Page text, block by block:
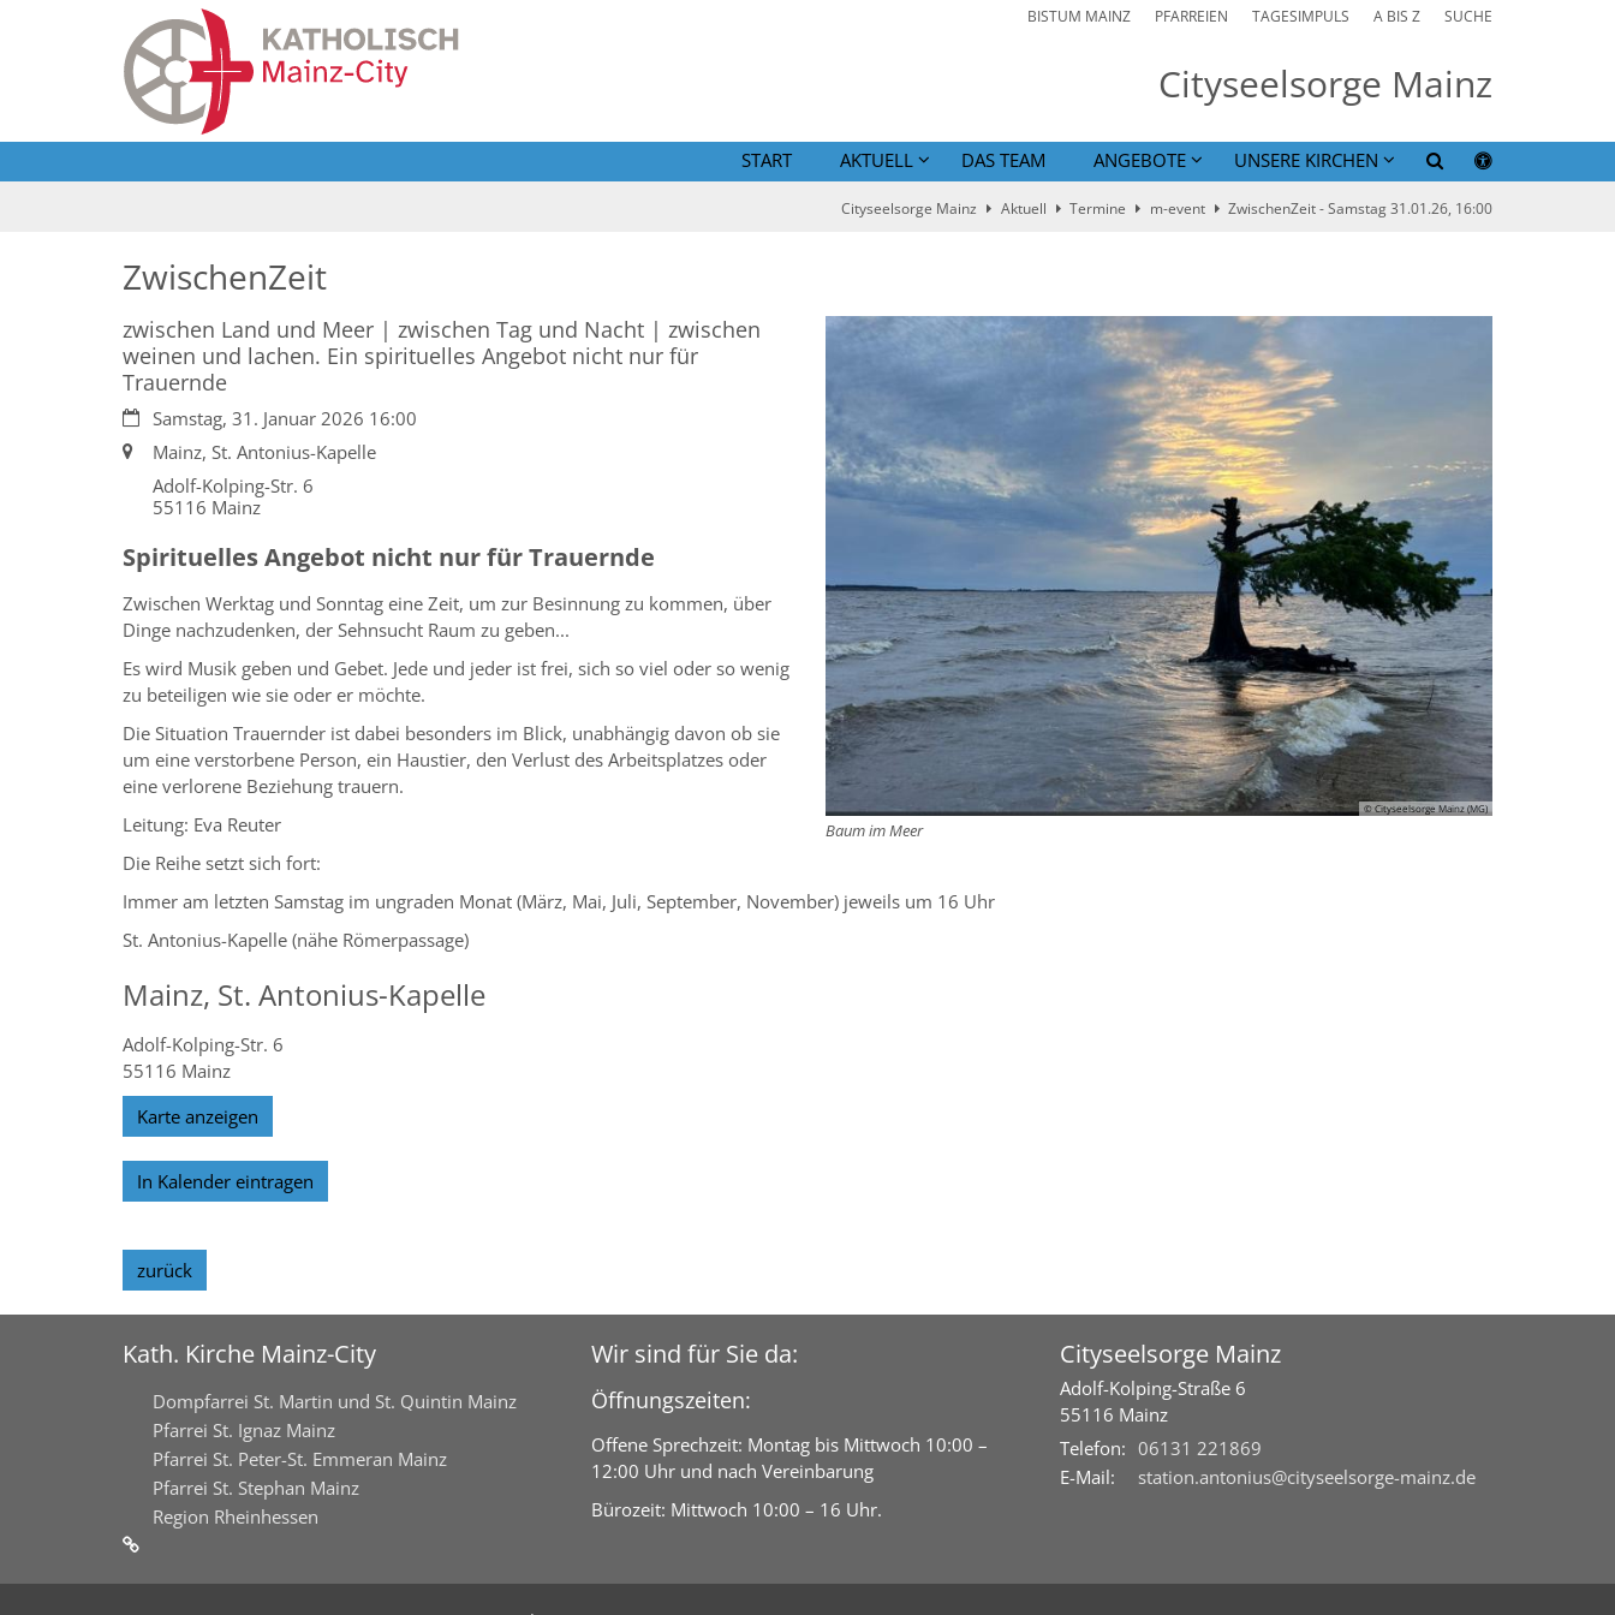
BISTUM MAINZ PFARREIEN TAGESIMPULS A BIS Z SUCHE
Cityseelsorge Mainz
START AKTUELL DAS TEAM ANGEBOTE UNSERE KIRCHEN
Cityseelsorge Mainz Aktuell Termine m-event ZwischenZeit - Samstag 31.01.26, 16:00
ZwischenZeit
© Cityseelsorge Mainz (MG)
Baum im Meer
zwischen Land und Meer | zwischen Tag und Nacht | zwischen
weinen und lachen. Ein spirituelles Angebot nicht nur für
Trauernde
Datum:Samstag, 31. Januar 2026 16:00
Ort: Mainz, St. Antonius-Kapelle
Adolf-Kolping-Str. 6
55116 Mainz
Spirituelles Angebot nicht nur für Trauernde
Zwischen Werktag und Sonntag eine Zeit, um zur Besinnung zu kommen, über
Dinge nachzudenken, der Sehnsucht Raum zu geben...
Es wird Musik geben und Gebet. Jede und jeder ist frei, sich so viel oder so wenig
zu beteiligen wie sie oder er möchte.
Die Situation Trauernder ist dabei besonders im Blick, unabhängig davon ob sie
um eine verstorbene Person, ein Haustier, den Verlust des Arbeitsplatzes oder
eine verlorene Beziehung trauern.
Leitung: Eva Reuter
Die Reihe setzt sich fort:
Immer am letzten Samstag im ungraden Monat (März, Mai, Juli, September, November) jeweils um 16 Uhr
St. Antonius-Kapelle (nähe Römerpassage)
Mainz, St. Antonius-Kapelle
Adolf-Kolping-Str. 6
55116 Mainz
Karte anzeigen
In Kalender eintragen
zurück
Kath. Kirche Mainz-City
Dompfarrei St. Martin und St. Quintin Mainz
Pfarrei St. Ignaz Mainz
Pfarrei St. Peter-St. Emmeran Mainz
Pfarrei St. Stephan Mainz
Region Rheinhessen
Wir sind für Sie da:
Öffnungszeiten:
Offene Sprechzeit: Montag bis Mittwoch 10:00 –
12:00 Uhr und nach Vereinbarung
Bürozeit: Mittwoch 10:00 – 16 Uhr.
Cityseelsorge Mainz
Adolf-Kolping-Straße 6
55116 Mainz
Telefon: 06131 221869
E-Mail:
station.antonius@cityseelsorge-mainz.de